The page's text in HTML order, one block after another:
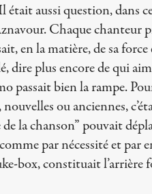
aussi question, dans
Chaque
en la matière, de sa
dire plus encore de qui
passait bien la rampe.
ou anciennes,
la chanson” pouvait
par nécessité et par
box, constituait l’arrière